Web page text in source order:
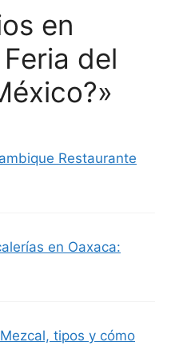
en
del
Restaurante
en Oaxaca:
tipos y cómo